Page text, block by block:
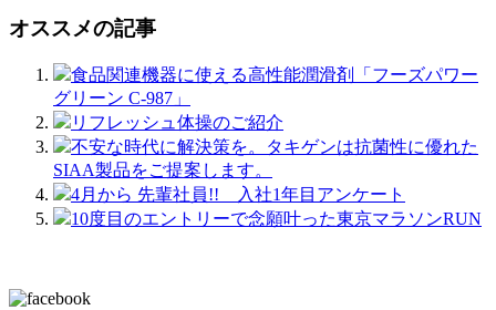
オススメの記事
食品関連機器に使える高性能潤滑剤「フーズパワー
グリーン C-987」
リフレッシュ体操のご紹介
不安な時代に解決策を。タキゲンは抗菌性に優れた
SIAA製品をご提案します。
4月から 先輩社員!! 入社1年目アンケート
10度目のエントリーで念願叶った東京マラソンRUN